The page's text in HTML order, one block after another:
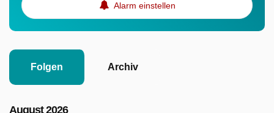
Alarm einstellen
Folgen Archiv
August 2026